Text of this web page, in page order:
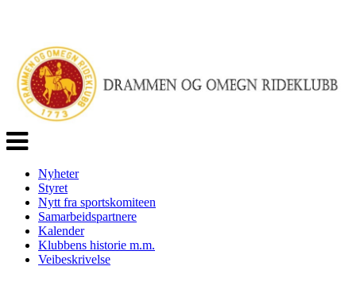
Veksle
navigasjon
Nyheter
Styret
Nytt fra sportskomiteen
Samarbeidspartnere
Kalender
Klubbens historie m.m.
Veibeskrivelse